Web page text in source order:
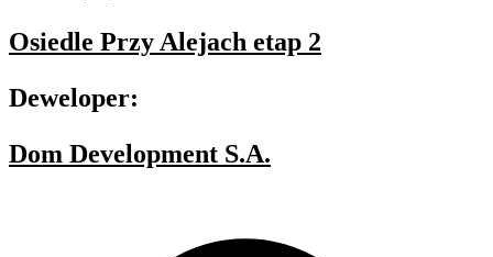
Osiedle Przy Alejach etap 2
Deweloper:
Dom Development S.A.